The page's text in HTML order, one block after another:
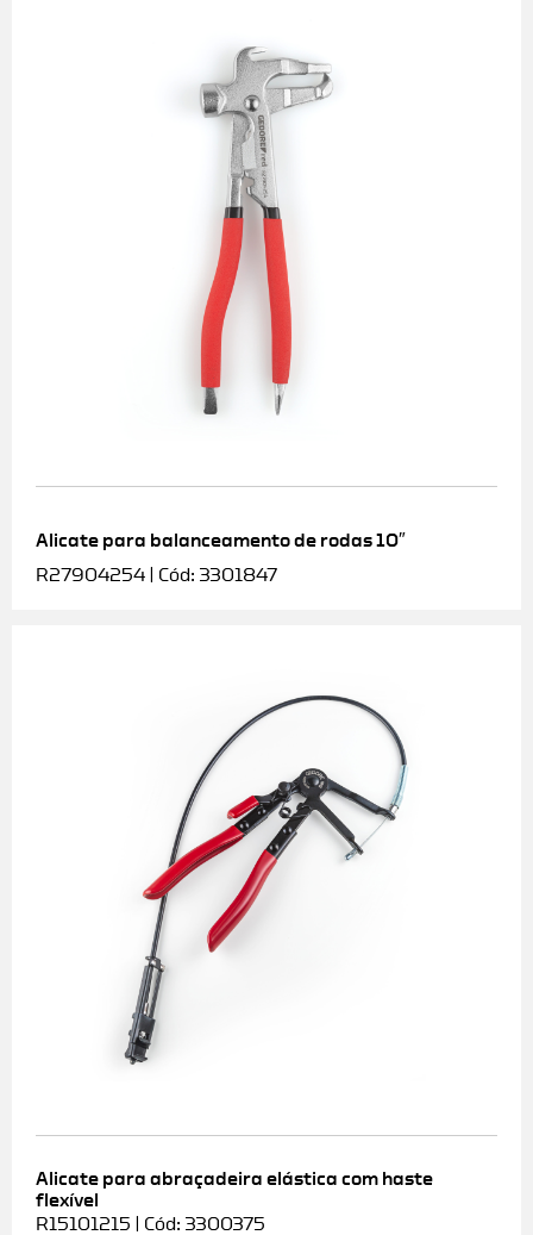
Alicate para balanceamento de rodas 10″
R27904254 | Cód: 3301847
Alicate para abraçadeira elástica com haste
flexível
R15101215 | Cód: 3300375